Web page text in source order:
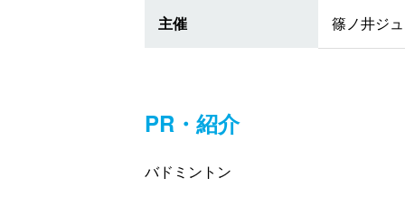
主催 篠ノ井ジ
PR・紹介
バドミントン